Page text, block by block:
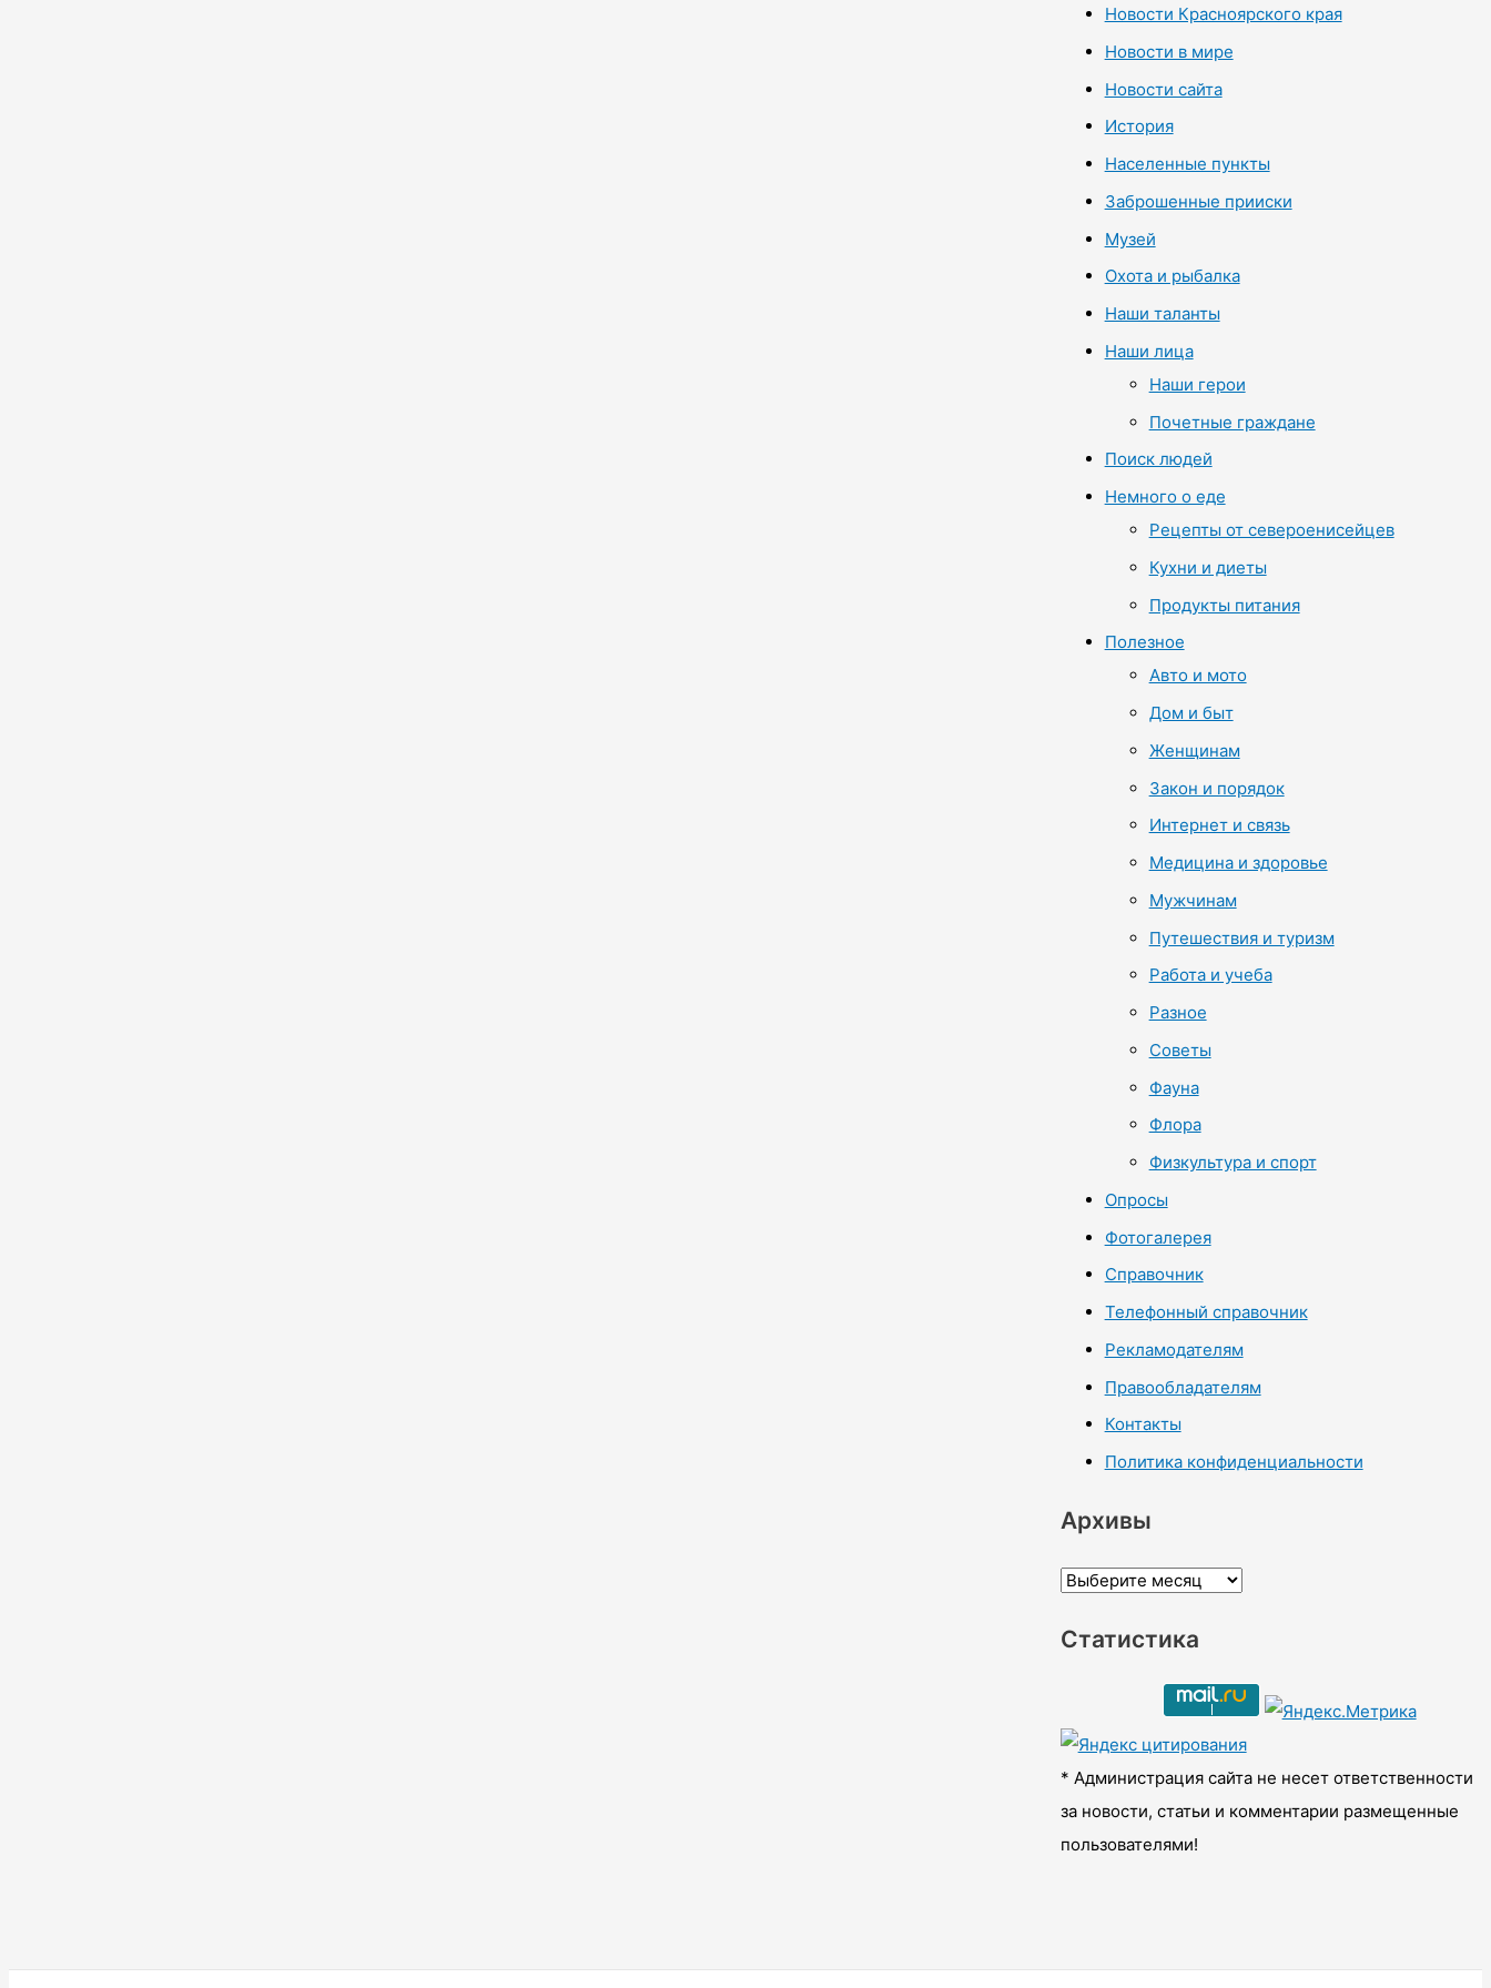
Новости Красноярского края
Новости в мире
Новости сайта
История
Населенные пункты
Заброшенные прииски
Музей
Охота и рыбалка
Наши таланты
Наши лица
Наши герои
Почетные граждане
Поиск людей
Немного о еде
Рецепты от североенисейцев
Кухни и диеты
Продукты питания
Полезное
Авто и мото
Дом и быт
Женщинам
Закон и порядок
Интернет и связь
Медицина и здоровье
Мужчинам
Путешествия и туризм
Работа и учеба
Разное
Советы
Фауна
Флора
Физкультура и спорт
Опросы
Фотогалерея
Справочник
Телефонный справочник
Рекламодателям
Правообладателям
Контакты
Политика конфиденциальности
Архивы
А
х
ы
Статистика
* Администрация сайта не несет ответственности
за новости, статьи и комментарии размещенные
пользователями!